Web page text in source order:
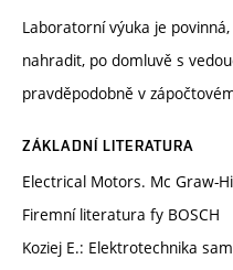
Laboratorní výuka je
nahradit, po domluvě s
pravděpodobně v
ZÁKLADNÍ LITERATURA
Electrical Motors. Mc Graw-
Firemní literatura fy BOSCH
Koziej E.: Elektrotechnika